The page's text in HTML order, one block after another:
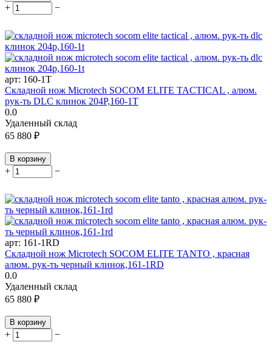
+ −
арт: 160-1T
Складной нож Microtech SOCOM ELITE TACTICAL , алюм.
рук-ть DLC клинок 204P,160-1T
0.0
Удаленный склад
65 880 ₽
В корзину
+ −
арт: 161-1RD
Складной нож Microtech SOCOM ELITE TANTO , красная
алюм. рук-ть черный клинок,161-1RD
0.0
Удаленный склад
65 880 ₽
В корзину
+ −